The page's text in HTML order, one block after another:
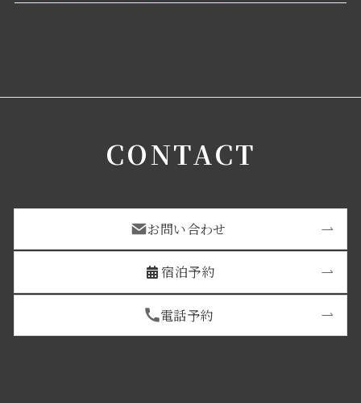
CONTACT
お問い合わせ
宿泊予約
電話予約